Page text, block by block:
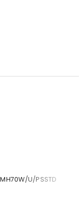
MH70W/U/PSSTD